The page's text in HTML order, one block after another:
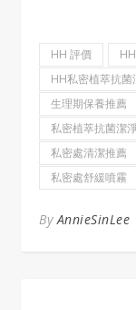
HH 評價
HH私密植萃抗
生理期保養推薦
私密植萃抗菌潔
私密處清潔推薦
私密處舒緩噴霧
ByAnnieSinLee